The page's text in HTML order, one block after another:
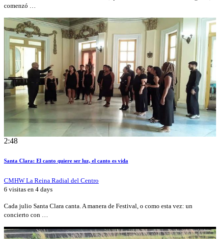
comenzó …
2:48
Santa Clara: El canto quiere ser luz, el canto es vida
CMHW La Reina Radial del Centro
6 visitas en 4 days
Cada julio Santa Clara canta. A manera de Festival, o como esta vez: un
concierto con …